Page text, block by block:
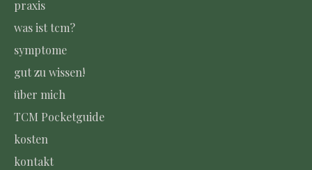
praxis
was ist tcm?
symptome
gut zu wissen!
über mich
TCM Pocketguide
kosten
kontakt